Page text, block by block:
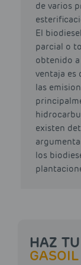
de varios
El
parcial o
obtenido
ventaja es
las
existen
los
HAZ